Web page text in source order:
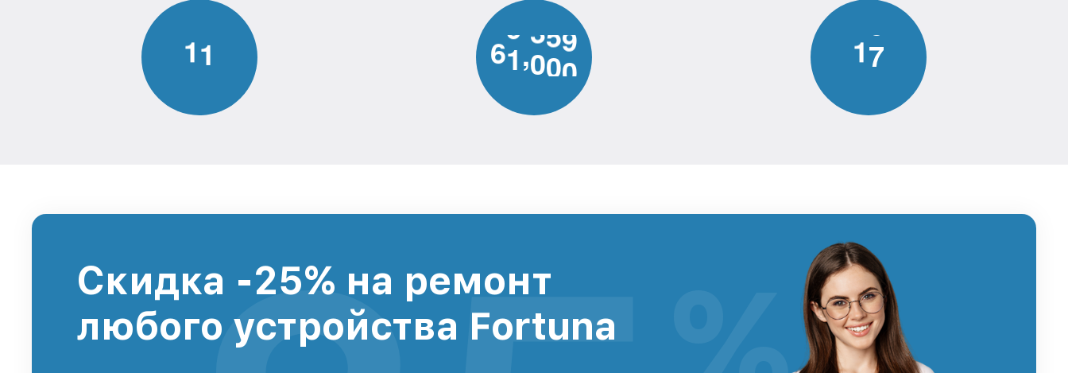
11 61,000 17
Скидка -25% на ремонт
любого устройства Fortuna